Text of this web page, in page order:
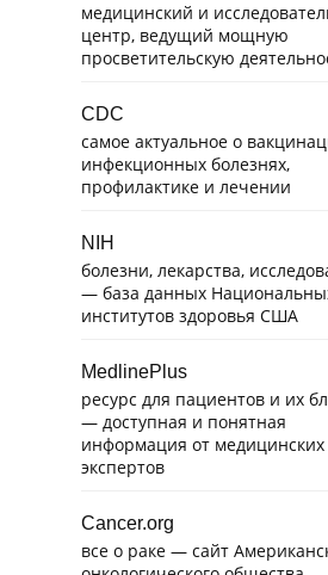
медицинский и
центр, ведущий мощную
просветительскую
CDC
самое актуальное о
инфекционных болезнях,
профилактике и лечении
NIH
болезни, лекарства,
— база данных
институтов здоровья США
MedlinePlus
ресурс для пациентов и их
— доступная и понятная
информация от медицинских
экспертов
Cancer.org
все о раке — сайт